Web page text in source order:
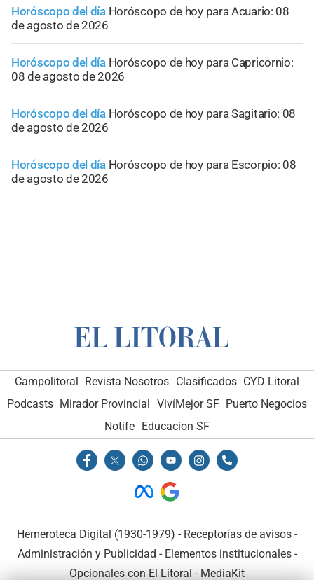
Horóscopo del día Horóscopo de hoy para Acuario: 08
de agosto de 2026
Horóscopo del día Horóscopo de hoy para Capricornio:
08 de agosto de 2026
Horóscopo del día Horóscopo de hoy para Sagitario: 08
de agosto de 2026
Horóscopo del día Horóscopo de hoy para Escorpio: 08
de agosto de 2026
Campolitoral Revista Nosotros Clasificados CYD Litoral
Podcasts Mirador Provincial VivíMejor SF Puerto Negocios
Notife Educacion SF
Hemeroteca Digital (1930-1979) - Receptorías de avisos -
Administración y Publicidad - Elementos institucionales-
Opcionales con El Litoral - MediaKit